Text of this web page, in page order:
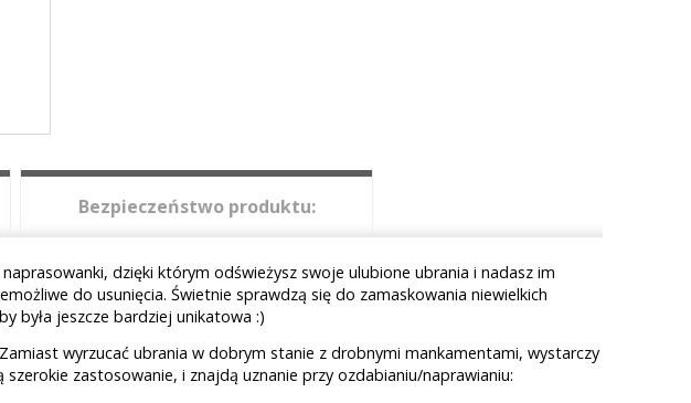
Bezpieczeństwo produktu:
dzięki którym odświeżysz swoje ulubione ubrania i nadasz im
do usunięcia. Świetnie sprawdzą się do zamaskowania niewielkich
była jeszcze bardziej unikatowa :)
wyrzucać ubrania w dobrym stanie z drobnymi mankamentami, wystarczy
zastosowanie, i znajdą uznanie przy ozdabianiu/naprawianiu: